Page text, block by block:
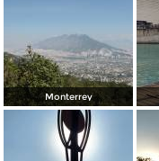
Monterrey